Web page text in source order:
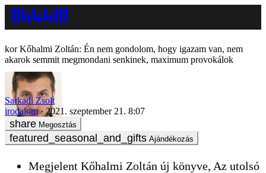
Kőhalmi Zoltán: Én nem gondolom, hogy igazam van, nem
akarok semmit megmondani senkinek, maximum provokálok
Sarkadi Zsolt
irodalom
2021. szeptember 21. 8:07
Megosztás
Ajándékozás
Megjelent Kőhalmi Zoltán új könyve, Az utolsó